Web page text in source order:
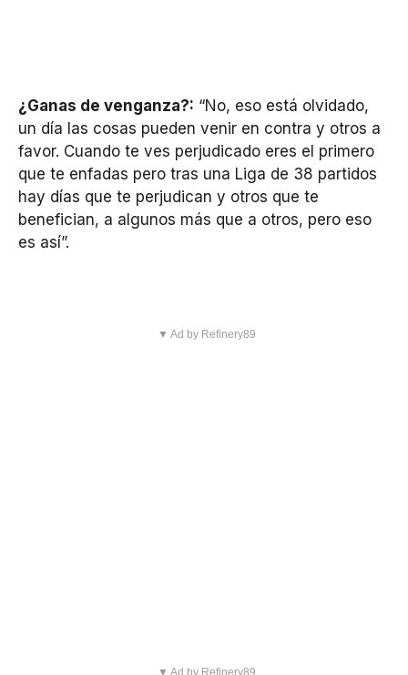
¿Ganas de venganza?: “No, eso está olvidado,
un día las cosas pueden venir en contra y otros a
favor. Cuando te ves perjudicado eres el primero
que te enfadas pero tras una Liga de 38 partidos
hay días que te perjudican y otros que te
benefician, a algunos más que a otros, pero eso
es así”.
▼ Ad by Refinery89
▼ Ad by Refinery89